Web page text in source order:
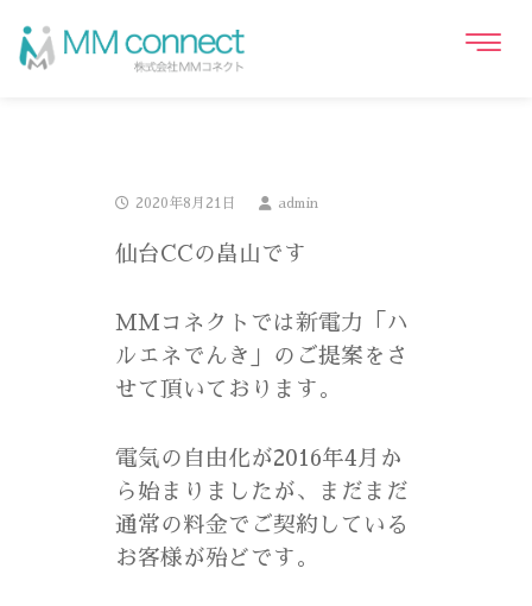
2020年8月21日 admin
仙台CCの畠山です
MMコネクトでは新電力「ハ
ルエネでんき」のご提案をさ
せて頂いております。
電気の自由化が2016年4月か
ら始まりましたが、まだまだ
通常の料金でご契約している
お客様が殆どです。